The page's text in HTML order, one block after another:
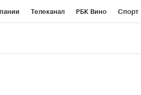
Телеканал РБК Вино Спорт